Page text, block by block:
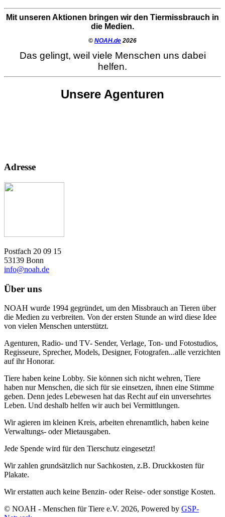
Mit unseren Aktionen bringen wir den Tiermissbrauch in
die Medien.
© NOAH.de 2026
Das gelingt, weil viele Menschen uns dabei
helfen.
Unsere Agenturen
Adresse
Postfach 20 09 15
53139 Bonn
info@noah.de
Über uns
NOAH wurde 1994 gegründet, um den Missbrauch an Tieren über
die Medien zu verbreiten. Von der ersten Stunde an wird diese Idee
von vielen Menschen unterstützt.
Agenturen, Radio- und TV- Sender, Verlage, Ton- und Fotostudios,
Regisseure, Sprecher, Models, Designer, Fotografen...alle verzichten
auf ihr Honorar.
Tiere haben keine Lobby. Sie können sich nicht wehren, Tiere
haben nur Menschen, die sich für sie einsetzen, ihnen eine Stimme
geben. Denn jedes Lebewesen hat das Recht auf ein unversehrtes
Leben. Und deshalb helfen wir auch bei Vermittlungen.
Wir agieren im kleinen Kreis, arbeiten ehrenamtlich, haben keine
Verwaltungs- oder Mietausgaben.
Jede Spende wird für den Tierschutz eingesetzt!
Wir zahlen grundsätzlich nur Sachkosten, z.B. Druckkosten für
Plakate.
Wir erstatten auch keine Benzin- oder Reise- oder sonstige Kosten.
© NOAH - Menschen für Tiere e.V. 2026, Powered by GSP-